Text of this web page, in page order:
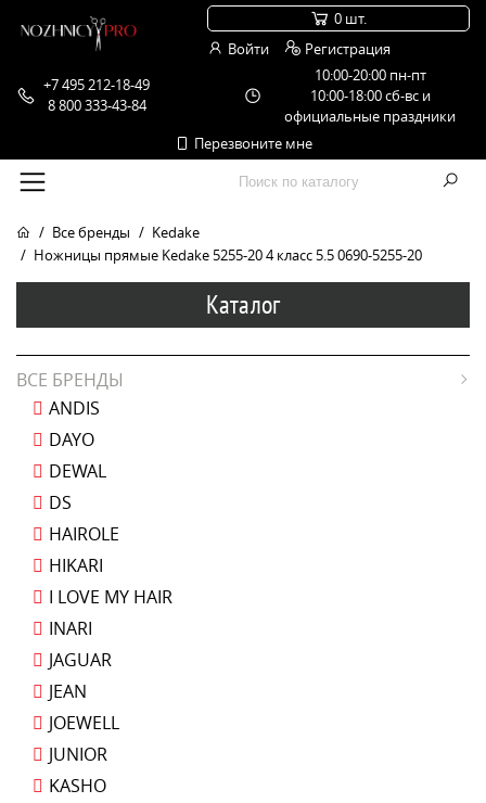
+7 495 212-18-49
8 800 333-43-84
10:00-20:00 пн-пт
10:00-18:00 сб-вс и
официальные праздники
Перезвоните мне
0 шт.
Войти
Регистрация
Все бренды
Kedake
Ножницы прямые Kedake 5255-20 4 класс 5.5 0690-5255-20
Каталог
ВСЕ БРЕНДЫ
ANDIS
DAYO
DEWAL
DS
HAIROLE
HIKARI
I LOVE MY HAIR
INARI
JAGUAR
JEAN
JOEWELL
JUNIOR
KASHO